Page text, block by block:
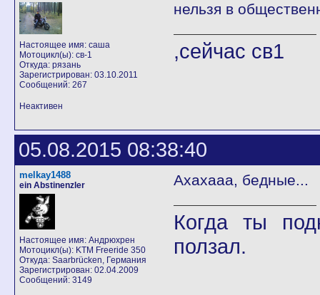
Настоящее имя: саша
Мотоцикл(ы): св-1
Откуда: рязань
Зарегистрирован: 03.10.2011
Сообщений: 267
нельзя в
,сейчас св1
Неактивен
05.08.2015 08:38:40
melkay1488
ein Abstinenzler
Настоящее имя: Андрюхрен
Мотоцикл(ы): KTM Freeride 350
Откуда: Saarbrücken, Германия
Зарегистрирован: 02.04.2009
Сообщений: 3149
Ахахааа, бедные...
Когда ты
ползал.